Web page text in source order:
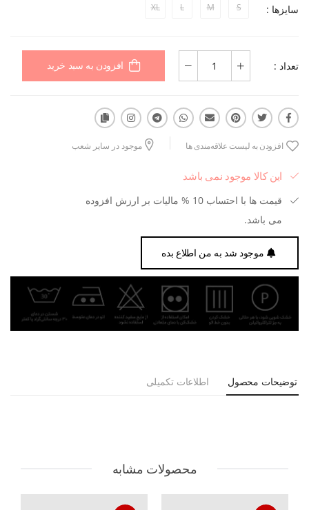
سایزها : S
M
L
XL
تعداد : افزودن به سبد خرید
افزودن به لیست علاقه‌مندی ها موجود در سایر شعب
این کالا موجود نمی باشد
قیمت ها با احتساب 10 % مالیات بر ارزش افزوده
می باشد.
موجود شد به من اطلاع بده
توضیحات محصول اطلاعات تکمیلی
محصولات مشابه